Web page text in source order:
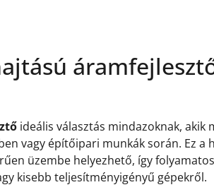
ideális választás mindazoknak,
vagy építőipari munkák során. Ez
üzembe helyezhető, így
kisebb teljesítményigényű gépekről.